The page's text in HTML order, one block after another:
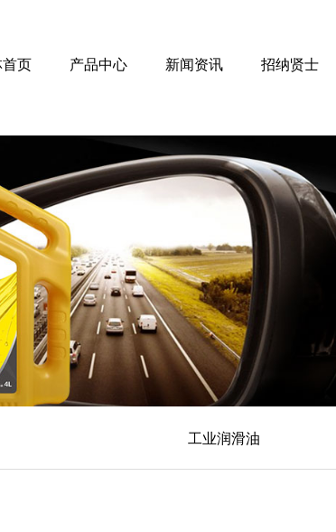
页 产品中心 新闻资讯 招纳贤士
工业润滑油